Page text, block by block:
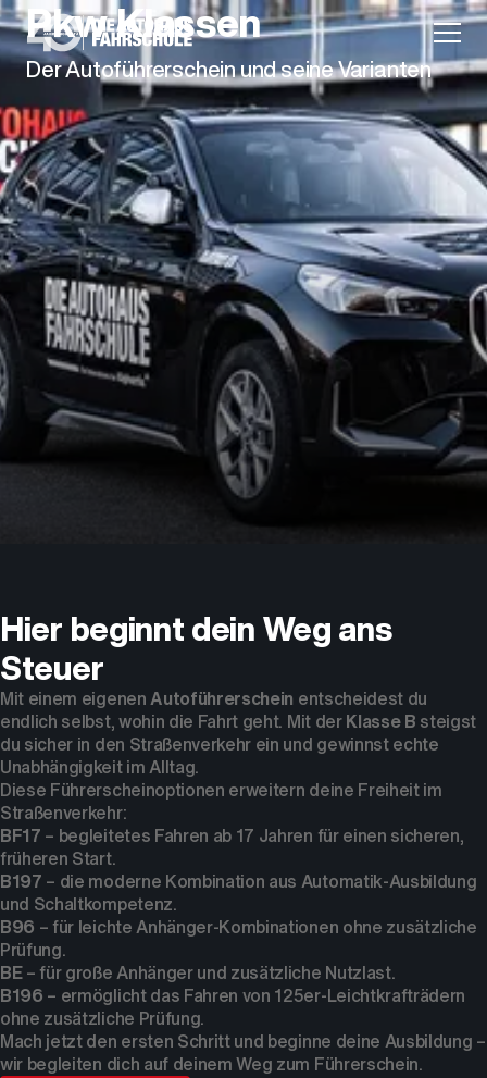
Anmeldung
Unternehmen
Karriere
Pkw Klassen
Der Autoführerschein und seine Varianten
Hier beginnt dein Weg ans
Steuer
Mit einem eigenenAutoführerschein entscheidest du
endlich selbst, wohin die Fahrt geht. Mit derKlasse B steigst
du sicher in den Straßenverkehr ein und gewinnst echte
Unabhängigkeit im Alltag.
Diese Führerscheinoptionen erweitern deine Freiheit im
Straßenverkehr:
BF17 – begleitetes Fahren ab 17 Jahren für einen sicheren,
früheren Start.
B197 – die moderne Kombination aus Automatik-Ausbildung
und Schaltkompetenz.
B96 – für leichte Anhänger-Kombinationen ohne zusätzliche
Prüfung.
BE– für große Anhänger und zusätzliche Nutzlast.
B196 – ermöglicht das Fahren von 125er-Leichtkrafträdern
ohne zusätzliche Prüfung.
Mach jetzt den ersten Schritt und beginne deine Ausbildung –
wir begleiten dich auf deinem Weg zum Führerschein.